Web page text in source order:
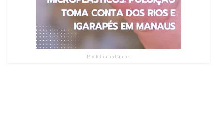
Publicidade